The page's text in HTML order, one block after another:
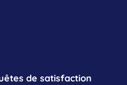
de satisfaction